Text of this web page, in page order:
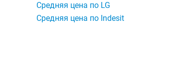
Средняя цена по LG
Средняя цена по Indesit